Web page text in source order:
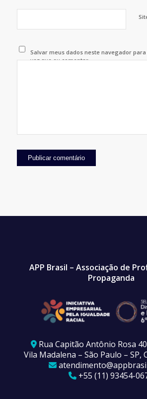
Salvar meus dados neste navegador
vez que eu comentar.
APP Brasil – Associação de
Propaganda
Rua Capitão Antônio Rosa
Vila Madalena – São Paulo – SP,
+55 (11) 93454-